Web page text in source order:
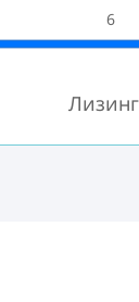
6